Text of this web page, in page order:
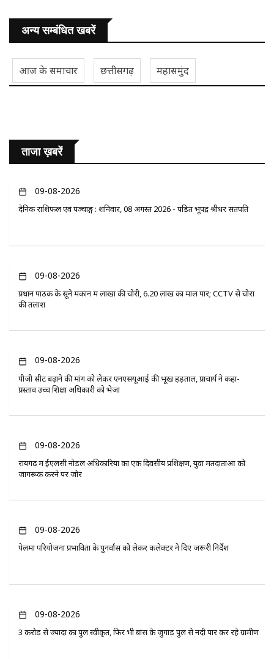
अन्य सम्बंधित खबरें
आज के समाचार छत्तीसगढ़ महासमुंद
ताजा ख़बरें
09-08-2026
दैनिक राशिफल एवं पञ्चाङ्ग : शनिवार, 08 अगस्त 2026 - पंडित भूपेंद्र श्रीधर सतपति
09-08-2026
प्रधान पाठक के सूने मकान में लाखों की चोरी, 6.20 लाख का माल पार; CCTV से चोरों
की तलाश
09-08-2026
पीजी सीट बढ़ाने की मांग को लेकर एनएसयूआई की भूख हड़ताल, प्राचार्य ने कहा-
प्रस्ताव उच्च शिक्षा अधिकारी को भेजा
09-08-2026
रायगढ़ में ईएलसी नोडल अधिकारियों का एक दिवसीय प्रशिक्षण, युवा मतदाताओं को
जागरूक करने पर जोर
09-08-2026
पेलमा परियोजना प्रभावितों के पुनर्वास को लेकर कलेक्टर ने दिए जरूरी निर्देश
09-08-2026
3 करोड़ से ज्यादा का पुल स्वीकृत, फिर भी बांस के जुगाड़ पुल से नदी पार कर रहे ग्रामीण